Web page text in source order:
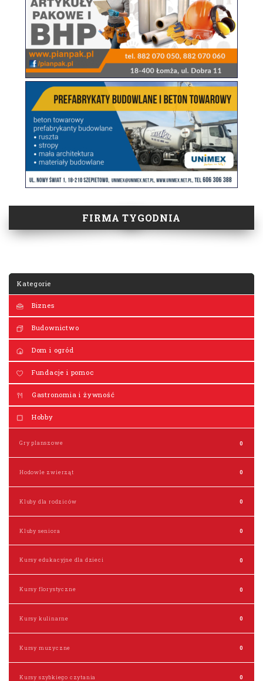
FIRMA TYGODNIA
Kategorie
Biznes
Budownictwo
Dom i ogród
Fundacje i pomoc
Gastronomia i żywność
Hobby
Gry planszowe 0
Hodowle zwierząt 0
Kluby dla rodziców 0
Kluby seniora 0
Kursy edukacyjne dla dzieci 0
Kursy florystyczne 0
Kursy kulinarne 0
Kursy muzyczne 0
Kursy szybkiego czytania 0